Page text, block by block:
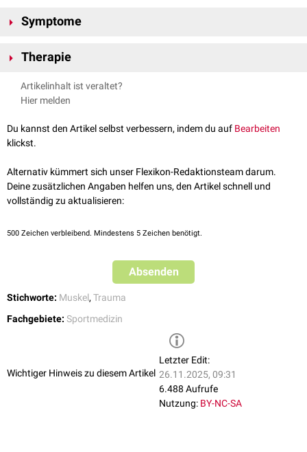
Symptome
Hämatombildung
Therapie
Artikelinhalt ist veraltet?
Hier melden
Du kannst den Artikel selbst verbessern, indem du auf Bearbeiten
klickst.
Alternativ kümmert sich unser Flexikon-Redaktionsteam darum.
Deine zusätzlichen Angaben helfen uns, den Artikel schnell und
vollständig zu aktualisieren:
500 Zeichen verbleibend. Mindestens 5 Zeichen benötigt.
Absenden
Stichworte: Muskel, Trauma
Fachgebiete: Sportmedizin
Wichtiger Hinweis zu diesem Artikel
Letzter Edit:
26.11.2025, 09:31
6.488 Aufrufe
Nutzung: BY-NC-SA